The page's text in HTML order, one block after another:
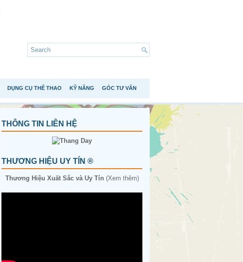
DỤNG CỤ THỂ THAO KỸ NĂNG GÓC TƯ VẤN
THÔNG TIN LIÊN HỆ
THƯƠNG HIỆU UY TÍN ®
Thương Hiệu Xuất Sắc và Uy Tín (Xem thêm)